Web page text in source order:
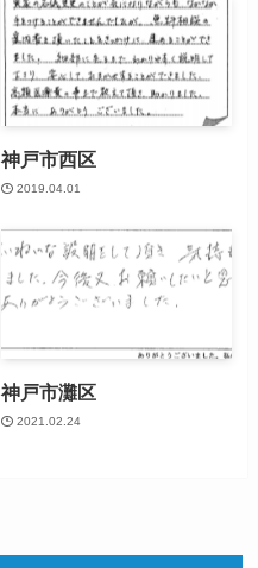
神戸市西区
2019.04.01
神戸市灘区
2021.02.24